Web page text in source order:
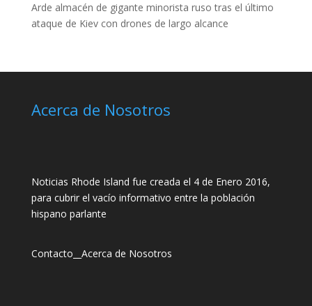
Arde almacén de gigante minorista ruso tras el último
ataque de Kiev con drones de largo alcance
Acerca de Nosotros
Noticias Rhode Island fue creada el 4 de Enero 2016,
para cubrir el vacío informativo entre la población
hispano parlante
Contacto Acerca de Nosotros